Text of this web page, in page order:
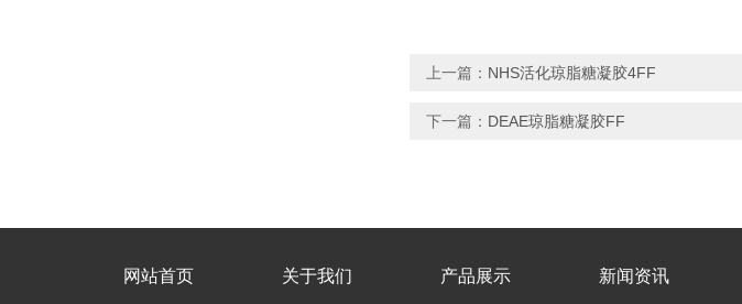
上一篇： NHS活化琼脂糖凝胶4FF
下一篇： DEAE琼脂糖凝胶FF
网站首页 关于我们 产品展示 新闻资讯